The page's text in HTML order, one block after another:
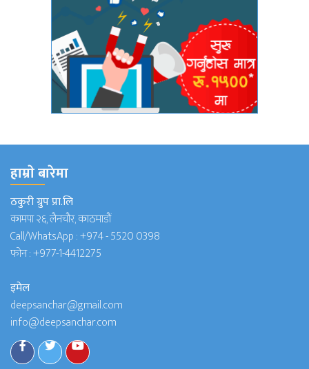
हाम्राे बारेमा
ठकुरी ग्रुप प्रा.लि
कामपा २६, लैनचौर, काठमाडौं
Call/WhatsApp :+974 - 5520 0398
फोन :+977-1-4412275
इमेल
deepsanchar@gmail.com
info@deepsanchar.com